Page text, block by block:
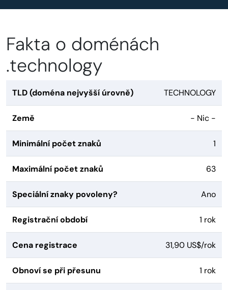
Fakta o doménách
.technology
TLD (doména nejvyšší úrovně) TECHNOLOGY
Země - Nic -
Minimální počet znaků 1
Maximální počet znaků 63
Speciální znaky povoleny? Ano
Registrační období 1 rok
Cena registrace 31,90 US$/rok
Obnoví se při přesunu 1 rok